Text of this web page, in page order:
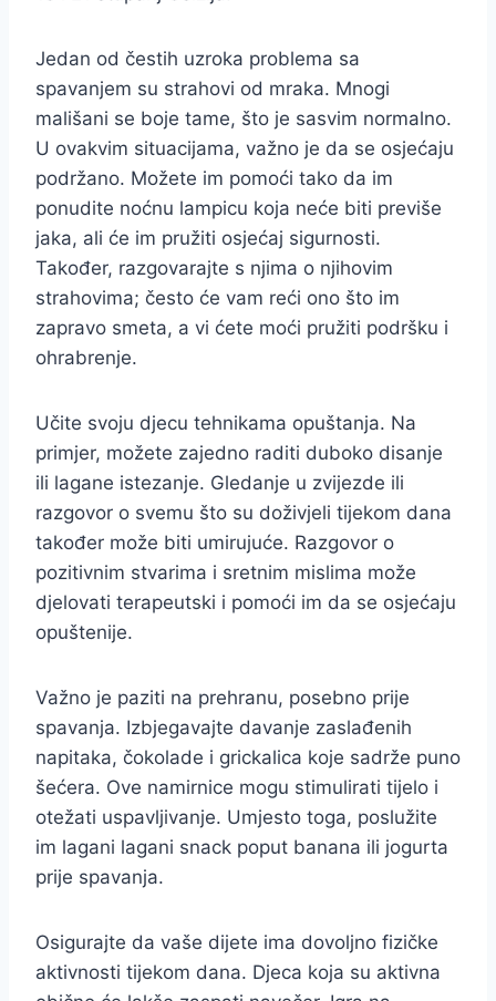
Jedan od čestih uzroka problema sa
spavanjem su strahovi od mraka. Mnogi
mališani se boje tame, što je sasvim normalno.
U ovakvim situacijama, važno je da se osjećaju
podržano. Možete im pomoći tako da im
ponudite noćnu lampicu koja neće biti previše
jaka, ali će im pružiti osjećaj sigurnosti.
Također, razgovarajte s njima o njihovim
strahovima; često će vam reći ono što im
zapravo smeta, a vi ćete moći pružiti podršku i
ohrabrenje.
Učite svoju djecu tehnikama opuštanja. Na
primjer, možete zajedno raditi duboko disanje
ili lagane istezanje. Gledanje u zvijezde ili
razgovor o svemu što su doživjeli tijekom dana
također može biti umirujuće. Razgovor o
pozitivnim stvarima i sretnim mislima može
djelovati terapeutski i pomoći im da se osjećaju
opuštenije.
Važno je paziti na prehranu, posebno prije
spavanja. Izbjegavajte davanje zaslađenih
napitaka, čokolade i grickalica koje sadrže puno
šećera. Ove namirnice mogu stimulirati tijelo i
otežati uspavljivanje. Umjesto toga, poslužite
im lagani lagani snack poput banana ili jogurta
prije spavanja.
Osigurajte da vaše dijete ima dovoljno fizičke
aktivnosti tijekom dana. Djeca koja su aktivna